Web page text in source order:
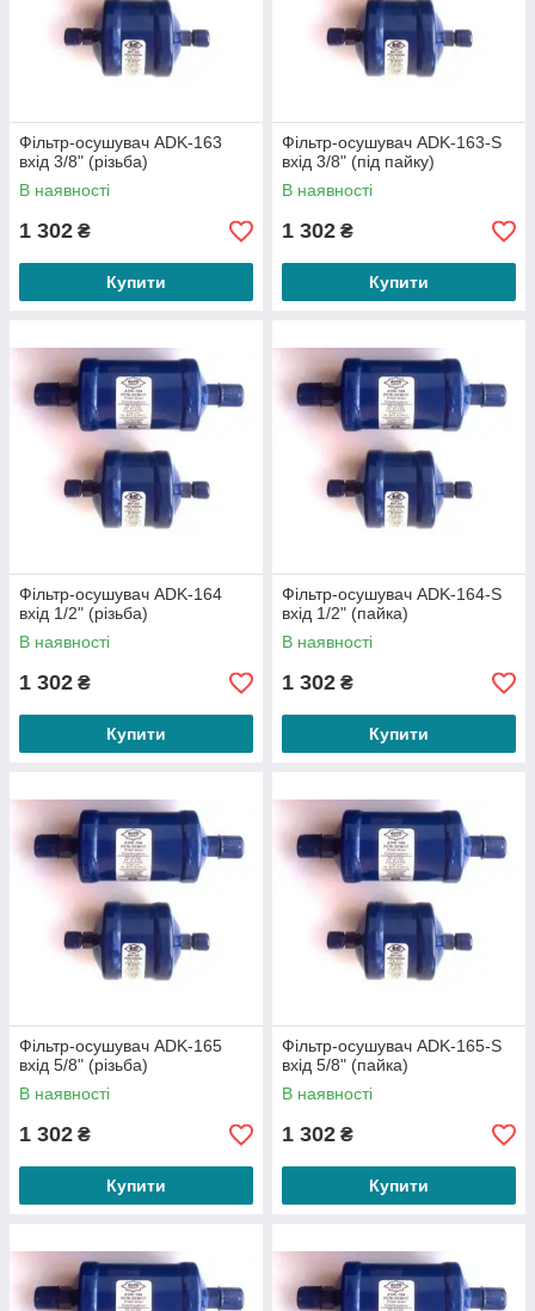
Фільтр-осушувач ADK-163
вхід 3/8" (різьба)
В наявності
1 302 ₴
Купити
Фільтр-осушувач ADK-163-S
вхід 3/8" (під пайку)
В наявності
1 302 ₴
Купити
Фільтр-осушувач ADK-164
вхід 1/2" (різьба)
В наявності
1 302 ₴
Купити
Фільтр-осушувач ADK-164-S
вхід 1/2" (пайка)
В наявності
1 302 ₴
Купити
Фільтр-осушувач ADK-165
вхід 5/8" (різьба)
В наявності
1 302 ₴
Купити
Фільтр-осушувач ADK-165-S
вхід 5/8" (пайка)
В наявності
1 302 ₴
Купити